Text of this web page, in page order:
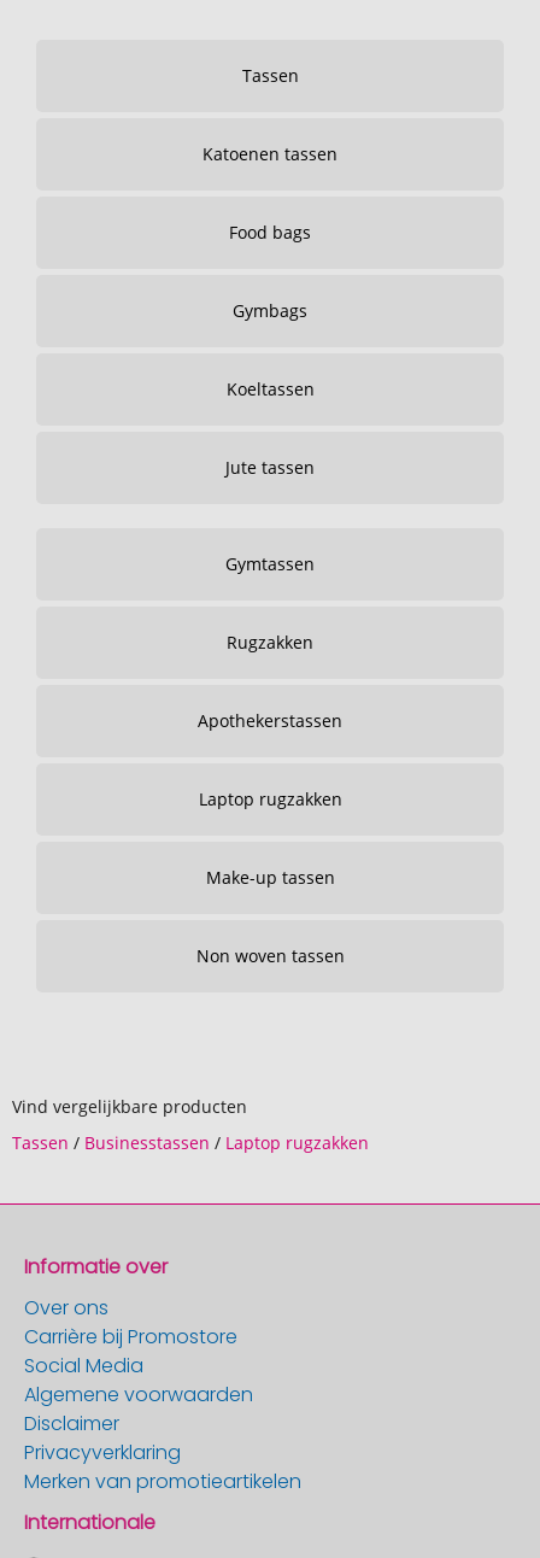
Tassen
Katoenen tassen
Food bags
Gymbags
Koeltassen
Jute tassen
Gymtassen
Rugzakken
Apothekerstassen
Laptop rugzakken
Make-up tassen
Non woven tassen
Vind vergelijkbare producten
Tassen / Businesstassen / Laptop rugzakken
Informatie over
Over ons
Carrière bij Promostore
Social Media
Algemene voorwaarden
Disclaimer
Privacyverklaring
Merken van promotieartikelen
Internationale